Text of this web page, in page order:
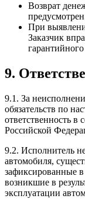
Возврат
При
Заказчик
гарантийного
9.
9.1. За
обязательств по
ответственность в
Российской
9.2. Исполнитель
автомобиля,
зафиксированные в
возникшие в
эксплуатации